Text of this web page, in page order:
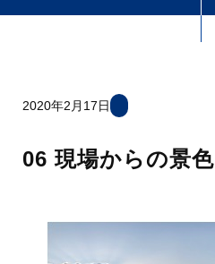
2020年2月17日
06 現場からの景色